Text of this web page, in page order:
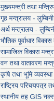
मुख्यमन्त्री तथा
गृह मन्त्रालय -
अर्थ मन्त्रालय -
भौतिक पूर्वाधार
सामाजिक विकास
वन तथा वातावरण
कृषि तथा भूमि
राष्ट्रिय परिचयपत्र
स्थानीय तह GIS